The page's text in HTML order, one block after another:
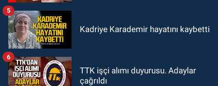
Kadriye Karademir hayatını kaybetti
5
TTK işçi alımı duyurusu. Adaylar
çağrıldı
6